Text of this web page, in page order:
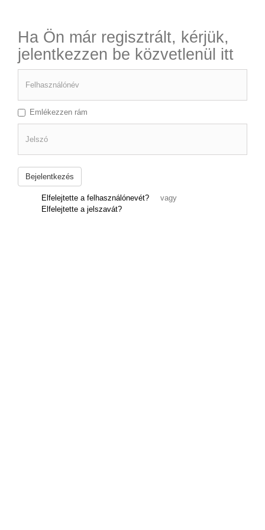
Ha Ön már regisztrált, kérjük,
jelentkezzen be közvetlenül itt
Emlékezzen rám
Bejelentkezés
Elfelejtette a felhasználónevét?
vagy
Elfelejtette a jelszavát?